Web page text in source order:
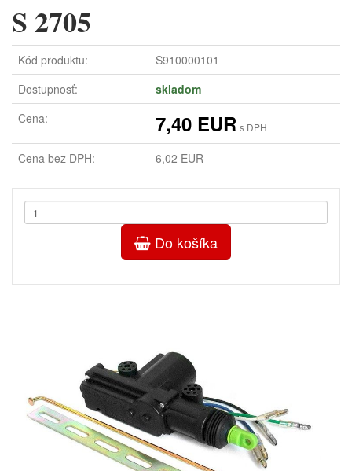
S 2705
Kód produktu:
S910000101
Dostupnosť:
skladom
Cena:
7,40 EUR s DPH
Cena bez DPH: 6,02 EUR
Do košíka